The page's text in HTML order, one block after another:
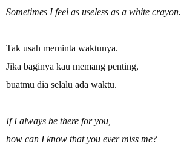
Sometimes I feel as useless as a white crayon.
Tak usah meminta waktunya.
Jika baginya kau memang penting,
buatmu dia selalu ada waktu.
If I always be there for you,
how can I know that you ever miss me?